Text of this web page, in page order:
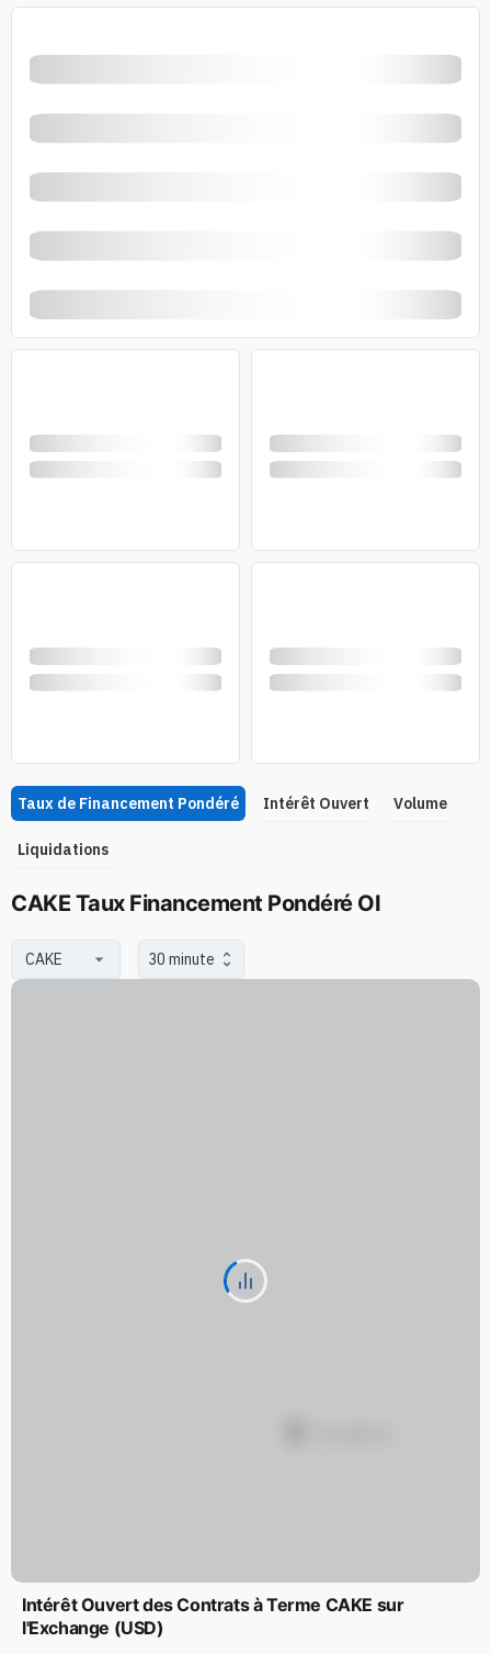
Taux de Financement Pondéré Intérêt Ouvert Volume
Liquidations
CAKE Taux Financement Pondéré OI
30 minute
Intérêt Ouvert des Contrats à Terme CAKE sur
l'Exchange (USD)